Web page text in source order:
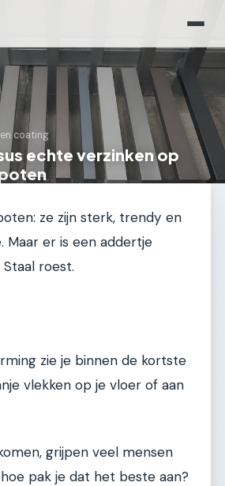
coating
echte verzinken op
ze zijn sterk, trendy en
Maar er is een addertje
roest.
zie je binnen de kortste
vlekken op je vloer of aan
grijpen veel mensen
pak je dat het beste aan?